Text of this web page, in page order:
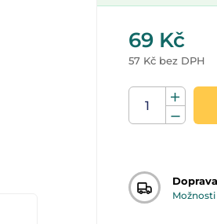
69 Kč
57 Kč bez DPH
Možnosti